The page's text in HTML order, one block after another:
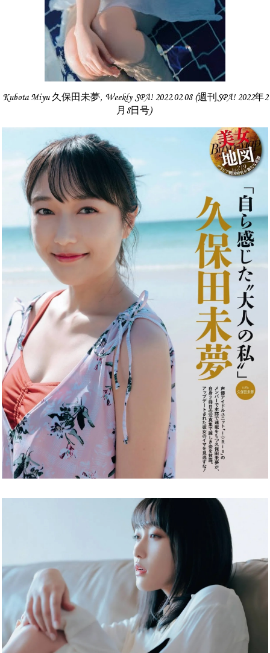
Kubota Miyu 久保田未夢, Weekly SPA! 2022.02.08 (週刊SPA! 2022年2
月8日号)